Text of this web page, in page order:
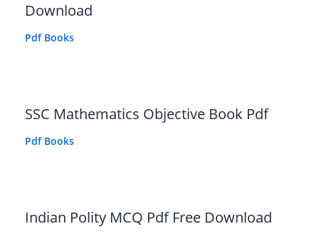
Download
Pdf Books
SSC Mathematics Objective Book Pdf
Pdf Books
Indian Polity MCQ Pdf Free Download